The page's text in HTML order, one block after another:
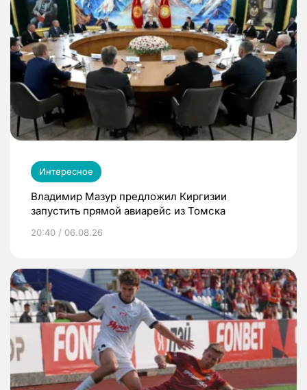
Интересное
Владимир Мазур предложил Киргизии
запустить прямой авиарейс из Томска
20:40 / 06.08.26